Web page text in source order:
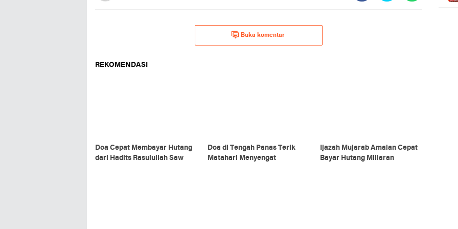
Buka komentar
REKOMENDASI
Doa Cepat Membayar Hutang
dari Hadits Rasulullah Saw
Doa di Tengah Panas Terik
Matahari Menyengat
Ijazah Mujarab Amalan Cepat
Bayar Hutang Miliaran